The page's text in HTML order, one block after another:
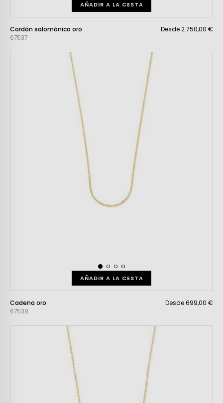
AÑADIR A LA CESTA
Cordón salomónico oro
67537
Desde 2.750,00 €
AÑADIR A LA CESTA
Cadena oro
67538
Desde 699,00 €